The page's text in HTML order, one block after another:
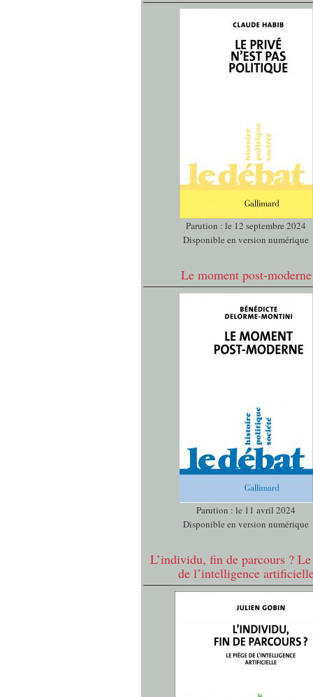
Parution : le 12 septembre 2024
Disponible en version numérique
Le moment post-moderne
Parution : le 11 avril 2024
Disponible en version numérique
L’individu, fin de parcours ?
de l’intelligence